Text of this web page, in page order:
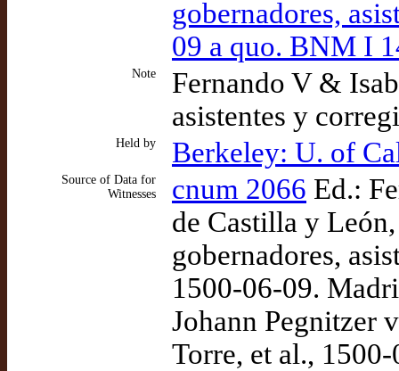
gobernadores,
09 a quo. BNM I
Note
Fernando V &
asistentes y
Held by Berkeley: U. of
Source of Data for
Witnesses
cnum 2066 Ed.:
de Castilla y
gobernadores,
1500-06-09.
Johann Pegnitzer
Torre, et al.,